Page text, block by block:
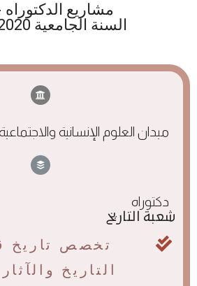
مشاريع الدكتوراه
السنة الجامعية 2020-2021
ميدان العلوم الإنسانية
دكتوراه
شعبة التاريخ
تخصص تاريخ
التاريخ